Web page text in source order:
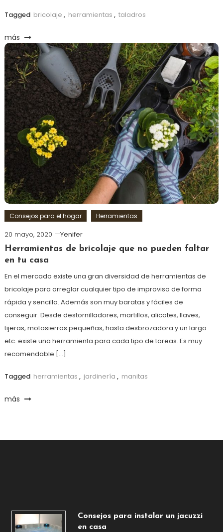
Tagged bricolaje , herramientas , taladros
más
Consejos para el hogar Herramientas
20 mayo, 2020
Yenifer
Herramientas de bricolaje que no pueden faltar
en tu casa
En el mercado existe una gran diversidad de herramientas de
bricolaje para arreglar cualquier tipo de improviso de forma
rápida y sencilla. Además son muy baratas y fáciles de
conseguir. Desde destornilladores, martillos, alicates, llaves,
tijeras, motosierras pequeñas, hasta desbrozadora y un largo
etc. existe una herramienta para cada tipo de tareas. Es muy
recomendable […]
Tagged herramientas , jardinería , manitas
más
Consejos para instalar un jacuzzi
en casa